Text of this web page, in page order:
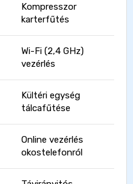
Kompresszor
karterfűtés
Wi-Fi (2,4 GHz)
vezérlés
Kültéri egység
tálcafűtése
Online vezérlés
okostelefonról